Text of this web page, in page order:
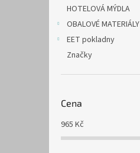
HOTELOVÁ MÝDLA
OBALOVÉ MATERIÁLY
EET pokladny
Značky
Cena
965 Kč